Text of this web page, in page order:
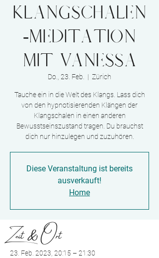
Klangschalen
-Meditation
mit Vanessa
Do., 23. Feb.
  |
Zürich
Tauche ein in die Welt des Klangs. Lass dich
von den hypnotisierenden Klängen der
Klangschalen in einen anderen
Bewusstseinszustand tragen. Du brauchst
dich nur hinzulegen und zuzuhören.
Diese Veranstaltung ist bereits
ausverkauft!
Home
Zeit & Ort
23. Feb. 2023, 20:15 – 21:30